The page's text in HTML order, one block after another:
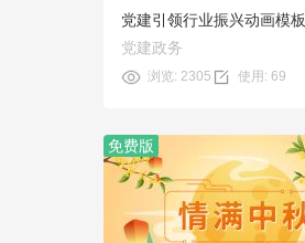
党建引领行业振兴动画模板
党建政务
浏览: 2305 使用: 69
免费版
预览